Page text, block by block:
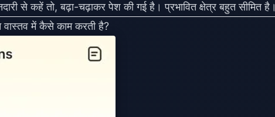
से कहें तो, बढ़ा-चढ़ाकर पेश की गई है। प्रभावित क्षेत्र बहुत सीमित है।
वास्तव में कैसे काम करती है?